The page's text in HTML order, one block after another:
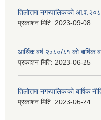
तिलोत्तमा नगरपालिकाको
प्रकाशन मिति: 2023-09-08
आर्थिक बर्ष २०८०/८१ को बार्षिक
प्रकाशन मिति: 2023-06-25
तिलोत्तमा नगरपालिकाको बार्षिक
प्रकाशन मिति: 2023-06-24